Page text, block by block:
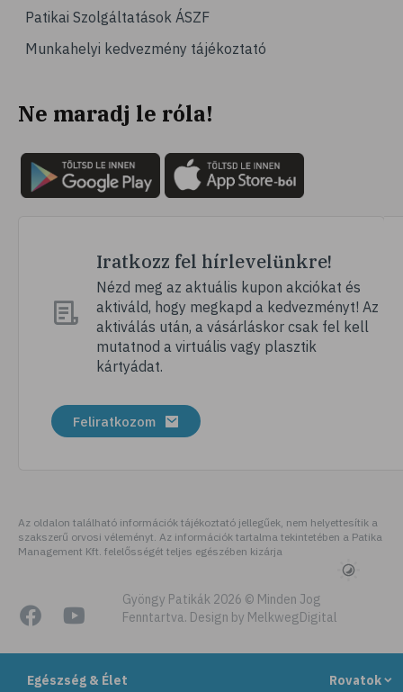
Egészség & Élet Rovatok
# szív- és érrendszer
# vérnyomás
# mozgás
# pszichológia
# hátfájás
# vérnyomáscsökkentés
# megfázás
# influenza
# fertőző betegségek
# köhögés
# immunerősítés
# kézmosás
# szépségápolás
# bőrápolás
# izlandi zuzmó
Patikai Szolgáltatások ÁSZF
Munkahelyi kedvezmény tájékoztató
Ne maradj le róla!
Iratkozz fel hírlevelünkre!
Nézd meg az aktuális kupon akciókat és
aktiváld, hogy megkapd a kedvezményt! Az
aktiválás után, a vásárláskor csak fel kell
mutatnod a virtuális vagy plasztik
kártyádat.
Feliratkozom
Az oldalon található információk tájékoztató jellegűek, nem helyettesítik a
szakszerű orvosi véleményt. Az információk tartalma tekintetében a Patika
Management Kft. felelősségét teljes egészében kizárja
Gyöngy Patikák 2026 © Minden Jog
Fenntartva. Design by MelkwegDigital